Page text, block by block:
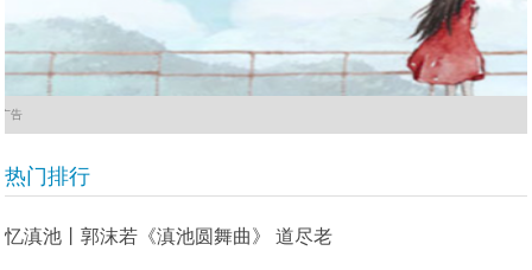
广告
热门排行
忆滇池丨郭沫若《滇池圆舞曲》 道尽老